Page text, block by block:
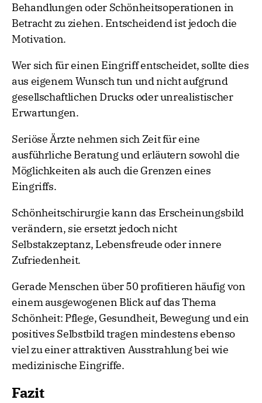
Behandlungen oder Schönheitsoperationen in
Betracht zu ziehen. Entscheidend ist jedoch die
Motivation.
Wer sich für einen Eingriff entscheidet, sollte dies
aus eigenem Wunsch tun und nicht aufgrund
gesellschaftlichen Drucks oder unrealistischer
Erwartungen.
Seriöse Ärzte nehmen sich Zeit für eine
ausführliche Beratung und erläutern sowohl die
Möglichkeiten als auch die Grenzen eines
Eingriffs.
Schönheitschirurgie kann das Erscheinungsbild
verändern, sie ersetzt jedoch nicht
Selbstakzeptanz, Lebensfreude oder innere
Zufriedenheit.
Gerade Menschen über 50 profitieren häufig von
einem ausgewogenen Blick auf das Thema
Schönheit: Pflege, Gesundheit, Bewegung und ein
positives Selbstbild tragen mindestens ebenso
viel zu einer attraktiven Ausstrahlung bei wie
medizinische Eingriffe.
Fazit